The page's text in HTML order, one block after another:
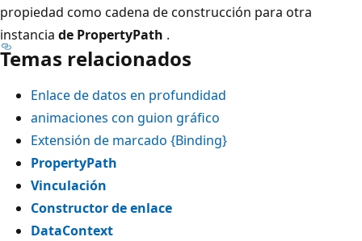
propiedad como cadena de construcción para otra
instancia de PropertyPath .
Temas relacionados
Enlace de datos en profundidad
animaciones con guion gráfico
Extensión de marcado {Binding}
PropertyPath
Vinculación
Constructor de enlace
DataContext